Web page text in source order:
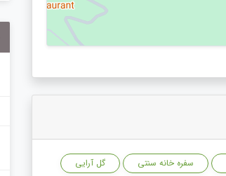
سفره خانه سنتی
گل آرایی